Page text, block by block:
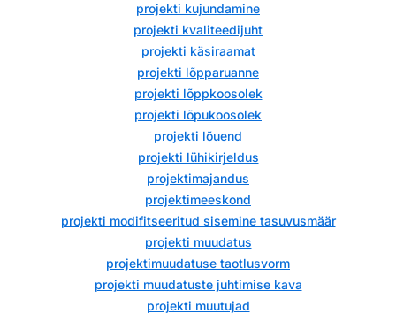
projekti kujundamine
projekti kvaliteedijuht
projekti käsiraamat
projekti lõpparuanne
projekti lõppkoosolek
projekti lõpukoosolek
projekti lõuend
projekti lühikirjeldus
projektimajandus
projektimeeskond
projekti modifitseeritud sisemine tasuvusmäär
projekti muudatus
projektimuudatuse taotlusvorm
projekti muudatuste juhtimise kava
projekti muutujad